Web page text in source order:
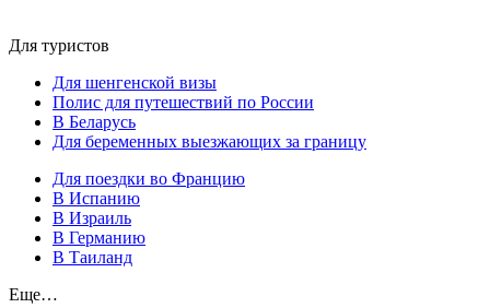
Для туристов
Для шенгенской визы
Полис для путешествий по России
В Беларусь
Для беременных выезжающих за границу
Для поездки во Францию
В Испанию
В Израиль
В Германию
В Таиланд
Еще…